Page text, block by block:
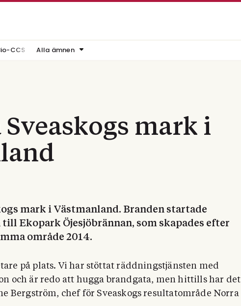
CCS Alla ämnen
mark i
mark i Västmanland. Branden startade
Ekopark Öjesjöbrännan, som skapades efter
område 2014.
på plats. Vi har stöttat räddningstjänsten med
och är redo att hugga brandgata, men hittills har det
Bergström, chef för Sveaskogs resultatområde Norra